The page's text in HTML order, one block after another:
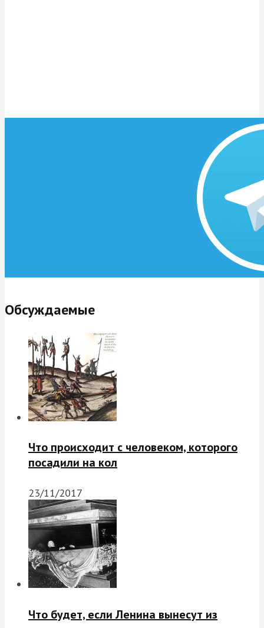
Обсуждаемые
Что происходит с человеком, которого
посадили на кол
23/11/2017
Что будет, если Ленина вынесут из